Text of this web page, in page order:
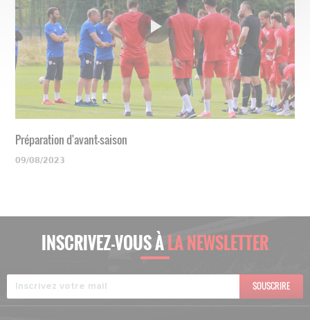
Préparation d'avant-saison
09/08/2023
INSCRIVEZ-VOUS ÀLA NEWSLETTER
SOUSCRIRE